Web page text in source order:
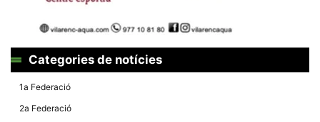
Categories de notícies
1a Federació
2a Federació
components
nostre lloc web